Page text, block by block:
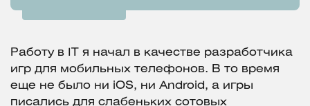
Работу в IT я начал в качестве разработчика
игр для мобильных телефонов. В то время
еще не было ни iOS, ни Android, а игры
писались для слабеньких сотовых